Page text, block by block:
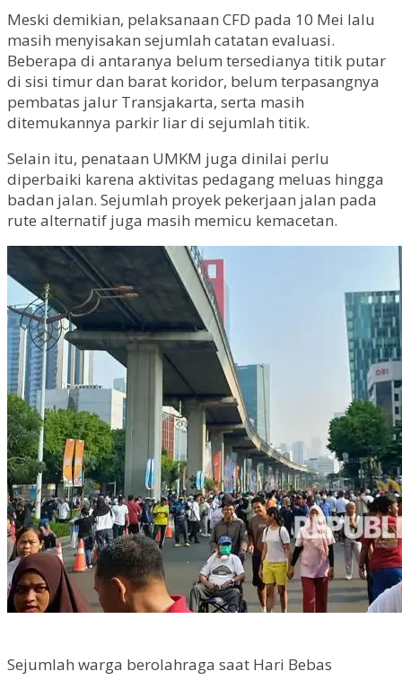
Meski demikian, pelaksanaan CFD pada 10 Mei lalu
masih menyisakan sejumlah catatan evaluasi.
Beberapa di antaranya belum tersedianya titik putar
di sisi timur dan barat koridor, belum terpasangnya
pembatas jalur Transjakarta, serta masih
ditemukannya parkir liar di sejumlah titik.
Selain itu, penataan UMKM juga dinilai perlu
diperbaiki karena aktivitas pedagang meluas hingga
badan jalan. Sejumlah proyek pekerjaan jalan pada
rute alternatif juga masih memicu kemacetan.
Sejumlah warga berolahraga saat Hari Bebas